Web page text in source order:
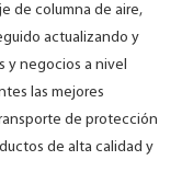
de columna de aire,
actualizando y
y negocios a nivel
las mejores
de protección
de alta calidad y